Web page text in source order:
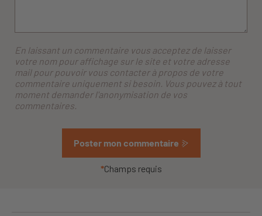
En laissant un commentaire vous acceptez de laisser
votre nom pour affichage sur le site et votre adresse
mail pour pouvoir vous contacter à propos de votre
commentaire uniquement si besoin. Vous pouvez à tout
moment demander l'anonymisation de vos
commentaires.
Poster mon commentaire
*Champs requis